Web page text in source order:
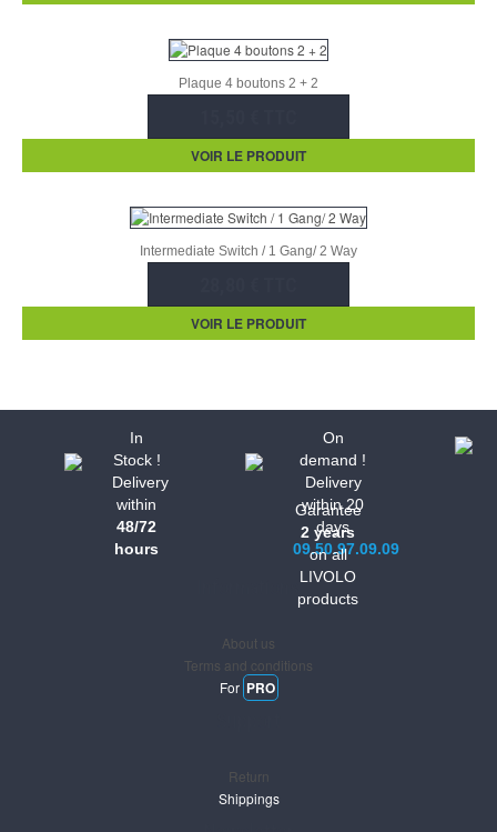
Plaque 4 boutons 2 + 2
VOIR LE PRODUIT
Intermediate Switch / 1 Gang/ 2 Way
VOIR LE PRODUIT
In
Stock !
Delivery
within
48/72
hours
On
demand !
Delivery
within 20
days
09.50.97.09.09
Garantee
2 years
on all
LIVOLO
products
About us
Terms and conditions
For PRO
Return
Shippings